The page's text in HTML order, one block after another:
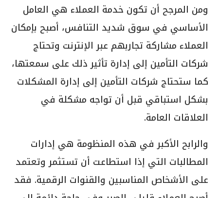
ومن المرجح أن تكون خدمة العملاء هي العامل
الأساسي في سوق شديد التنافس، أصبح بإمكان
العملاء مشاركة تجاربهم عبر الإنترنت وتحتاج
شركات التأمين إلى إدارة تأثير ذلك على سمعتها،
كما ستحتاج شركات التأمين إلى إدارة المشكلات
بشكل استباقي قبل أن تواجه مشكلة في
العلاقات العامة.
والرابح الأكبر في هذه المنظومة هي إدارات
المطالبات التي إذا استطاعت أن تستثمر وتعتمد
على الأشخاص المناسبين والقنوات الرقمية. فقد